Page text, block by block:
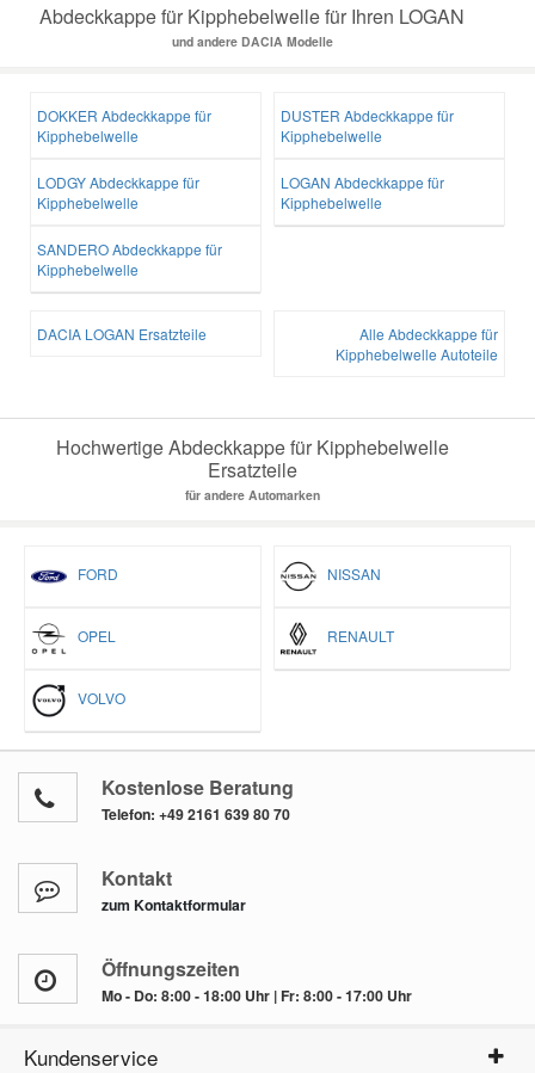
Abdeckkappe für Kipphebelwelle für Ihren LOGAN
und andere DACIA Modelle
DOKKER Abdeckkappe für
Kipphebelwelle
DUSTER Abdeckkappe für
Kipphebelwelle
LODGY Abdeckkappe für
Kipphebelwelle
LOGAN Abdeckkappe für
Kipphebelwelle
SANDERO Abdeckkappe für
Kipphebelwelle
DACIA LOGAN Ersatzteile
Alle Abdeckkappe für
Kipphebelwelle Autoteile
Hochwertige Abdeckkappe für Kipphebelwelle
Ersatzteile
für andere Automarken
FORD NISSAN
OPEL RENAULT
VOLVO
Kostenlose Beratung
Telefon: +49 2161 639 80 70
Kontakt
zum Kontaktformular
Öffnungszeiten
Mo - Do: 8:00 - 18:00 Uhr | Fr: 8:00 - 17:00 Uhr
Kundenservice